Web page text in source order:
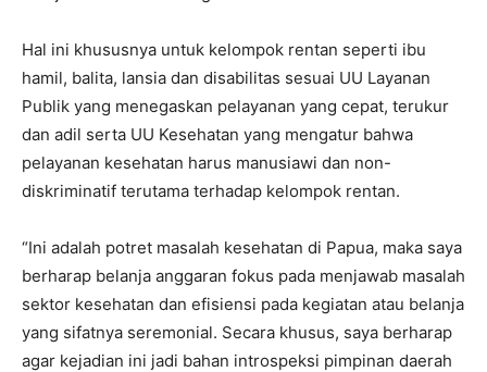
Hal ini khususnya untuk kelompok rentan seperti ibu
hamil, balita, lansia dan disabilitas sesuai UU Layanan
Publik yang menegaskan pelayanan yang cepat, terukur
dan adil serta UU Kesehatan yang mengatur bahwa
pelayanan kesehatan harus manusiawi dan non-
diskriminatif terutama terhadap kelompok rentan.
“Ini adalah potret masalah kesehatan di Papua, maka saya
berharap belanja anggaran fokus pada menjawab masalah
sektor kesehatan dan efisiensi pada kegiatan atau belanja
yang sifatnya seremonial. Secara khusus, saya berharap
agar kejadian ini jadi bahan introspeksi pimpinan daerah